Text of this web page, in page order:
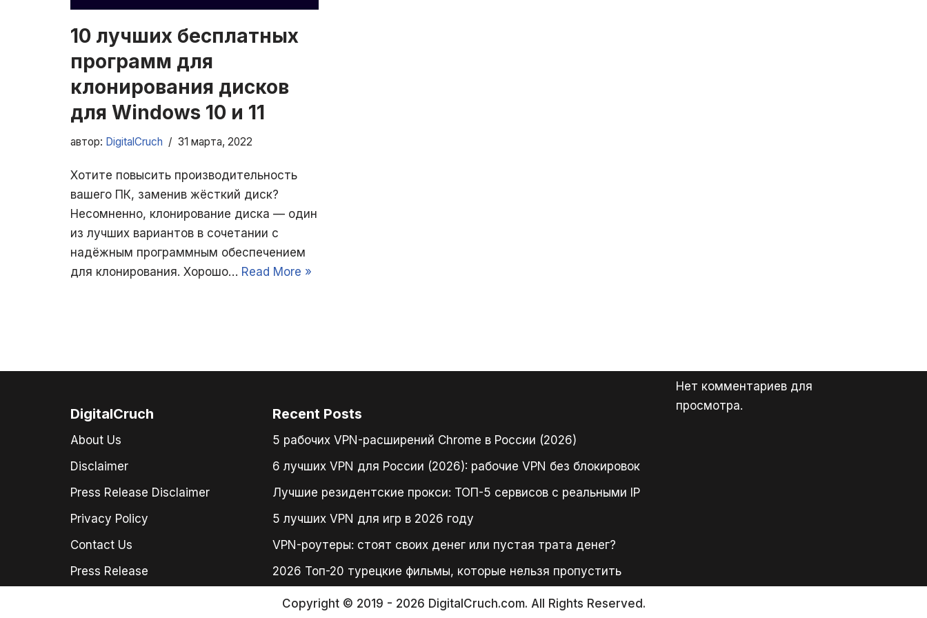
10 лучших бесплатных
программ для
клонирования дисков
для Windows 10 и 11
автор: DigitalCruch 31 марта, 2022
Хотите повысить производительность
вашего ПК, заменив жёсткий диск?
Несомненно, клонирование диска — один
из лучших вариантов в сочетании с
надёжным программным обеспечением
для клонирования. Хорошо… Read More »
DigitalCruch
About Us
Disclaimer
Press Release Disclaimer
Privacy Policy
Contact Us
Press Release
Recent Posts
5 рабочих VPN-расширений Chrome в России (2026)
6 лучших VPN для России (2026): рабочие VPN без блокировок
Лучшие резидентские прокси: ТОП-5 сервисов с реальными IP
5 лучших VPN для игр в 2026 году
VPN-роутеры: стоят своих денег или пустая трата денег?
2026 Топ-20 турецкие фильмы, которые нельзя пропустить
Нет комментариев для
просмотра.
Copyright © 2019 - 2026 DigitalCruch.com. All Rights Reserved.